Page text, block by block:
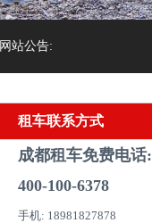
网站公告:
租车联系方式
成都租车免费电话:
400-100-6378
手机: 18981827878